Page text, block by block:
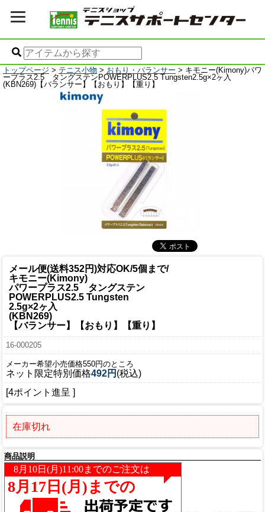
トップページ > テニス小物 > おもり・バランサー > キモニー(Kimony)パワ
ープラス2.5 タングステンPOWERPLUS2.5 Tungsten2.5g×2ヶ入
(KBN269)【バランサー】【おもり】【重り】
メール便(送料352円)対応OK/5個まで/
キモニー(Kimony)
パワープラス2.5 タングステン
POWERPLUS2.5 Tungsten
2.5g×2ヶ入
(KBN269)
【バランサー】【おもり】【重り】
16-000205
メーカー希望小売価格550円のところ
ネット限定特別価格492円 (税込)
[4ポイント進呈 ]
在庫切れ
商品説明